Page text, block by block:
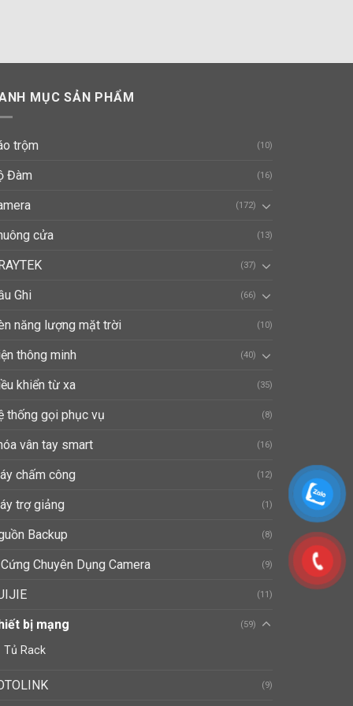
MỤC SẢN PHẨM
trộm (10)
Đàm (16)
(172)
cửa (13)
(37)
Ghi (66)
năng lượng mặt trời (10)
thông minh (40)
khiển từ xa (35)
thống gọi phục vụ (8)
vân tay smart (16)
chấm công (12)
trợ giảng (1)
Backup (8)
Chuyên Dụng Camera (9)
(11)
bị mạng (59)
Tủ Rack
(9)